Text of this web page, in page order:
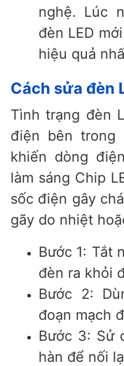
nghệ. Lúc
đèn LED
hiệu quả
Cách sửa đèn
Tình trạng đèn
điện bên trong
khiến dòng
làm sáng Chip
sốc điện gây
gãy do nhiệt
Bước 1: Tắt
đèn ra khỏi
Bước 2:
đoạn mạch
Bước 3: Sử
hàn để nối